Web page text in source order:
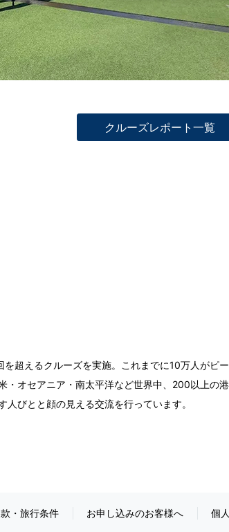
クルーズレポート一覧
超えるクルーズを実施。これまでに10万人がピ
・オセアニア・南太平洋など世界中、200以上の
びとと顔の見える交流を行っています。
・旅行条件 お申し込みのお客様へ 個